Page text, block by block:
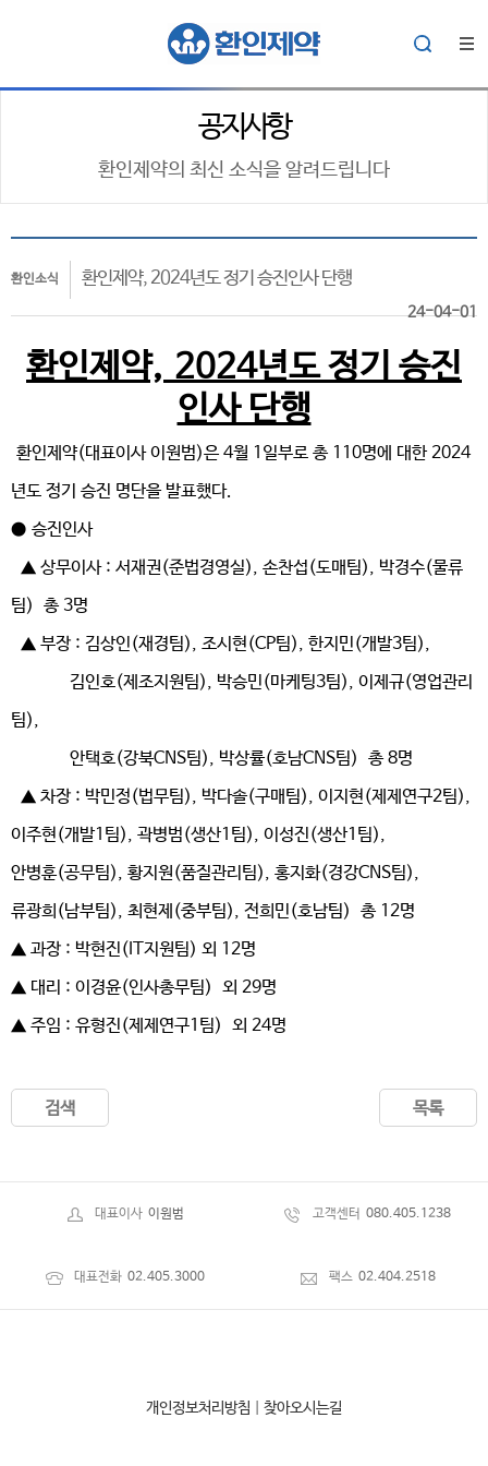
공지사항
환인제약의 최신 소식을 알려드립니다
환인소식 환인제약, 2024년도 정기 승진인사 단행
24-04-01
환인제약, 2024년도 정기 승진
인사 단행
환인제약(대표이사 이원범)은 4월 1일부로 총 110명에 대한 2024
년도 정기 승진 명단을 발표했다.
● 승진인사
▲ 상무이사 : 서재권(준법경영실), 손찬섭(도매팀), 박경수(물류
팀) 총 3명
▲ 부장 : 김상인(재경팀), 조시현(CP팀), 한지민(개발3팀),
김인호(제조지원팀), 박승민(마케팅3팀), 이제규(영업관리
팀),
안택호(강북CNS팀), 박상률(호남CNS팀) 총 8명
▲ 차장 : 박민정(법무팀), 박다솔(구매팀), 이지현(제제연구2팀),
이주현(개발1팀), 곽병범(생산1팀), 이성진(생산1팀),
안병훈(공무팀), 황지원(품질관리팀), 홍지화(경강CNS팀),
류광희(남부팀), 최현제(중부팀), 전희민(호남팀) 총 12명
▲ 과장 : 박현진(IT지원팀) 외 12명
▲ 대리 : 이경윤(인사총무팀) 외 29명
▲ 주임 : 유형진(제제연구1팀) 외 24명
검색 목록
대표이사 이원범 고객센터 080.405.1238
대표전화 02.405.3000 팩스 02.404.2518
개인정보처리방침 찾아오시는길